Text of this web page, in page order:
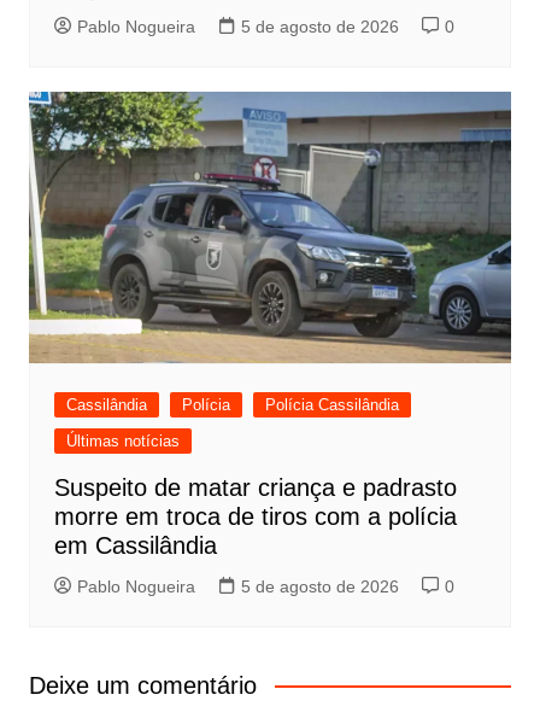
Pablo Nogueira 5 de agosto de 2026 0
Cassilândia Polícia
Polícia Cassilândia
Últimas notícias
Suspeito de matar criança e padrasto
morre em troca de tiros com a polícia
em Cassilândia
Pablo Nogueira 5 de agosto de 2026 0
Deixe um comentário